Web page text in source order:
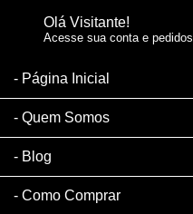
Olá Visitante!
Acesse sua conta e pedidos
Página Inicial
Quem Somos
Blog
Como Comprar